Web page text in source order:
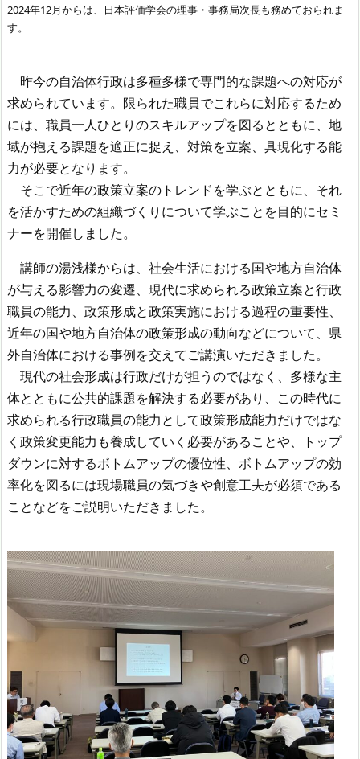
2024年12月からは、日本評価学会の理事・事務局次長も務めておられま
す。
昨今の自治体行政は多種多様で専門的な課題への対応が
求められています。限られた職員でこれらに対応するため
には、職員一人ひとりのスキルアップを図るとともに、地
域が抱える課題を適正に捉え、対策を立案、具現化する能
力が必要となります。
そこで近年の政策立案のトレンドを学ぶとともに、それ
を活かすための組織づくりについて学ぶことを目的にセミ
ナーを開催しました。
講師の湯浅様からは、社会生活における国や地方自治体
が与える影響力の変遷、現代に求められる政策立案と行政
職員の能力、政策形成と政策実施における過程の重要性、
近年の国や地方自治体の政策形成の動向などについて、県
外自治体における事例を交えてご講演いただきました。
現代の社会形成は行政だけが担うのではなく、多様な主
体とともに公共的課題を解決する必要があり、この時代に
求められる行政職員の能力として政策形成能力だけではな
く政策変更能力も養成していく必要があることや、トップ
ダウンに対するボトムアップの優位性、ボトムアップの効
率化を図るには現場職員の気づきや創意工夫が必須である
ことなどをご説明いただきました。